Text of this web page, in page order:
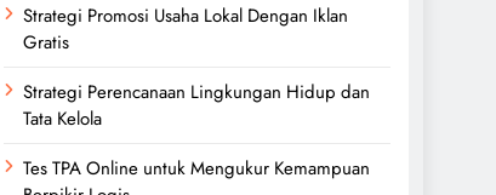
Strategi Promosi Usaha Lokal Dengan Iklan
Gratis
Strategi Perencanaan Lingkungan Hidup dan
Tata Kelola
Tes TPA Online untuk Mengukur Kemampuan